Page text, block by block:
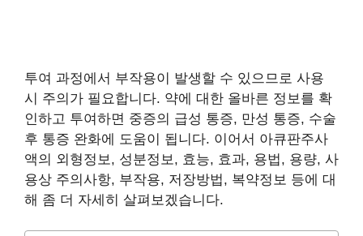
투여 과정에서 부작용이 발생할 수 있으므로 사용
시 주의가 필요합니다. 약에 대한 올바른 정보를 확
인하고 투여하면 중증의 급성 통증, 만성 통증, 수술
후 통증 완화에 도움이 됩니다. 이어서 아큐판주사
액의 외형정보, 성분정보, 효능, 효과, 용법, 용량, 사
용상 주의사항, 부작용, 저장방법, 복약정보 등에 대
해 좀 더 자세히 살펴보겠습니다.